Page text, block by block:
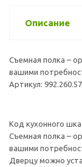
Описание
Съемная полка –
вашими
Артикул: 992.260.57
Код кухонного
Съемная полка –
вашими
Дверцу можно